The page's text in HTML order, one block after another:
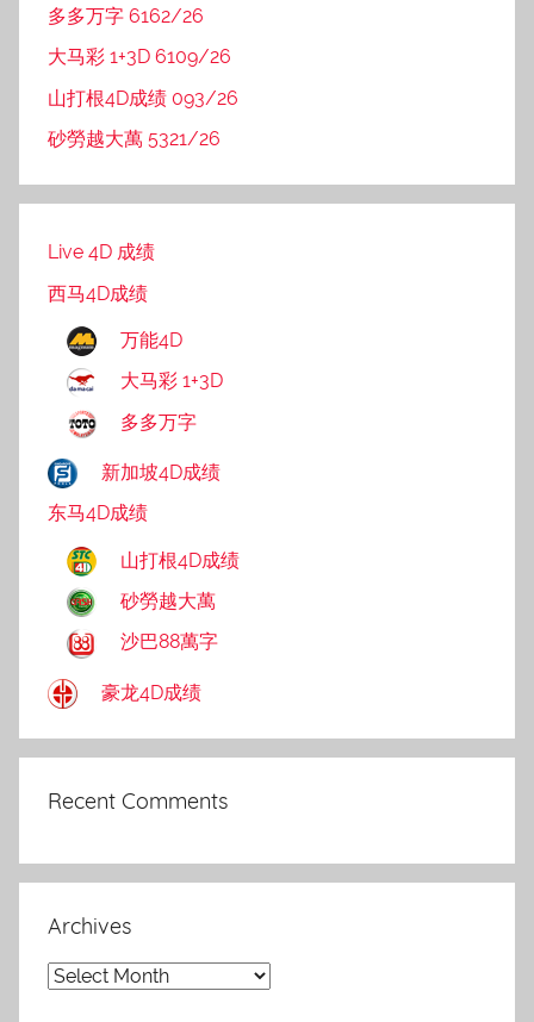
多多万字 6162/26
大马彩 1+3D 6109/26
山打根4D成绩 093/26
砂勞越大萬 5321/26
Live 4D 成绩
西马4D成绩
万能4D
大马彩 1+3D
多多万字
新加坡4D成绩
东马4D成绩
山打根4D成绩
砂勞越大萬
沙巴88萬字
豪龙4D成绩
Recent Comments
Archives
Archives